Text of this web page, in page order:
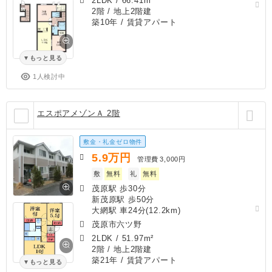
もっと見る
1人検討中
2階 / 地上2階建
築10年 / 賃貸アパート
エスポアメゾンＡ 2階
もっと見る
敷金・礼金ゼロ物件
5.9万円 管理費 3,000円
敷
無料 礼 無料
茂原駅 歩30分
新茂原駅 歩50分
大網駅 車24分(12.2km)
茂原市六ツ野
2LDK / 51.97m²
2階 / 地上2階建
築21年 / 賃貸アパート